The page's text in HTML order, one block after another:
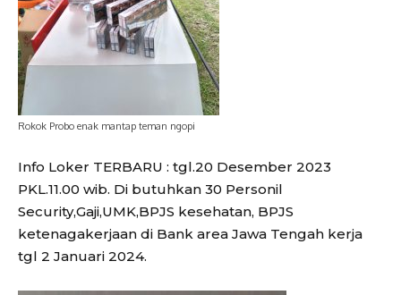
Rokok Probo enak mantap teman ngopi
Info Loker TERBARU : tgl.20 Desember 2023
PKL.11.00 wib. Di butuhkan 30 Personil
Security,Gaji,UMK,BPJS kesehatan, BPJS
ketenagakerjaan di Bank area Jawa Tengah kerja
tgl 2 Januari 2024.